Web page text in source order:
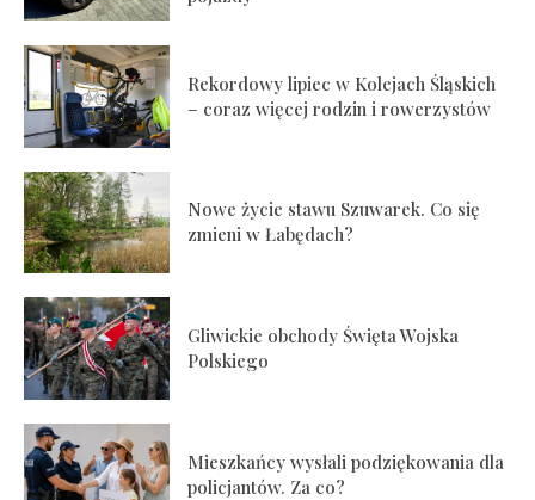
Rekordowy lipiec w Kolejach Śląskich
– coraz więcej rodzin i rowerzystów
Nowe życie stawu Szuwarek. Co się
zmieni w Łabędach?
Gliwickie obchody Święta Wojska
Polskiego
Mieszkańcy wysłali podziękowania dla
policjantów. Za co?